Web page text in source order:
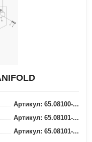
Артикул: 65.08100-...
Артикул: 65.08101-...
Артикул: 65.08101-...